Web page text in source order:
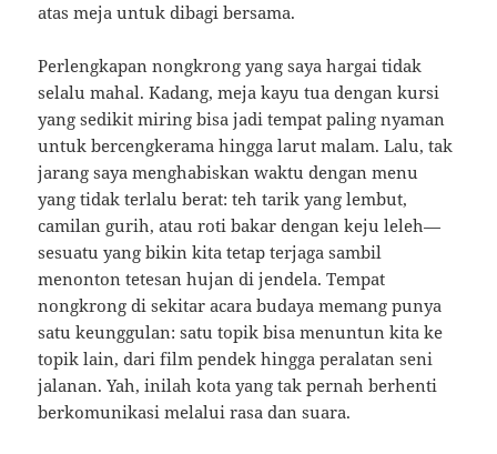
atas meja untuk dibagi bersama.
Perlengkapan nongkrong yang saya hargai tidak
selalu mahal. Kadang, meja kayu tua dengan kursi
yang sedikit miring bisa jadi tempat paling nyaman
untuk bercengkerama hingga larut malam. Lalu, tak
jarang saya menghabiskan waktu dengan menu
yang tidak terlalu berat: teh tarik yang lembut,
camilan gurih, atau roti bakar dengan keju leleh—
sesuatu yang bikin kita tetap terjaga sambil
menonton tetesan hujan di jendela. Tempat
nongkrong di sekitar acara budaya memang punya
satu keunggulan: satu topik bisa menuntun kita ke
topik lain, dari film pendek hingga peralatan seni
jalanan. Yah, inilah kota yang tak pernah berhenti
berkomunikasi melalui rasa dan suara.